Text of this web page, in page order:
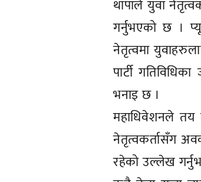
थापाले युवा
गर्नुभएको छ ।
नेतृत्वमा
पार्टी
भनाइ छ ।
महाधिवेशनले तय
नेतृत्वकर्तासँग
रहेको उल्लेख